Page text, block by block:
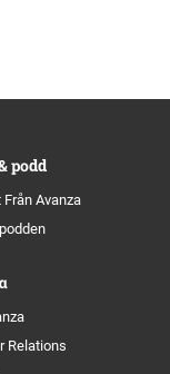
podd
Avanza
Relations